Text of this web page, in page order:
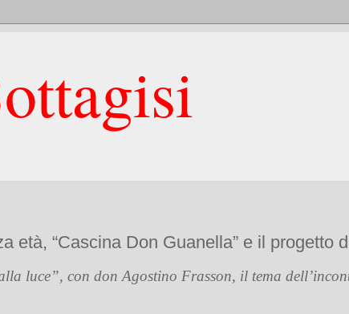
età, “Cascina Don Guanella” e il progetto
luce”, con don Agostino Frasson, il tema